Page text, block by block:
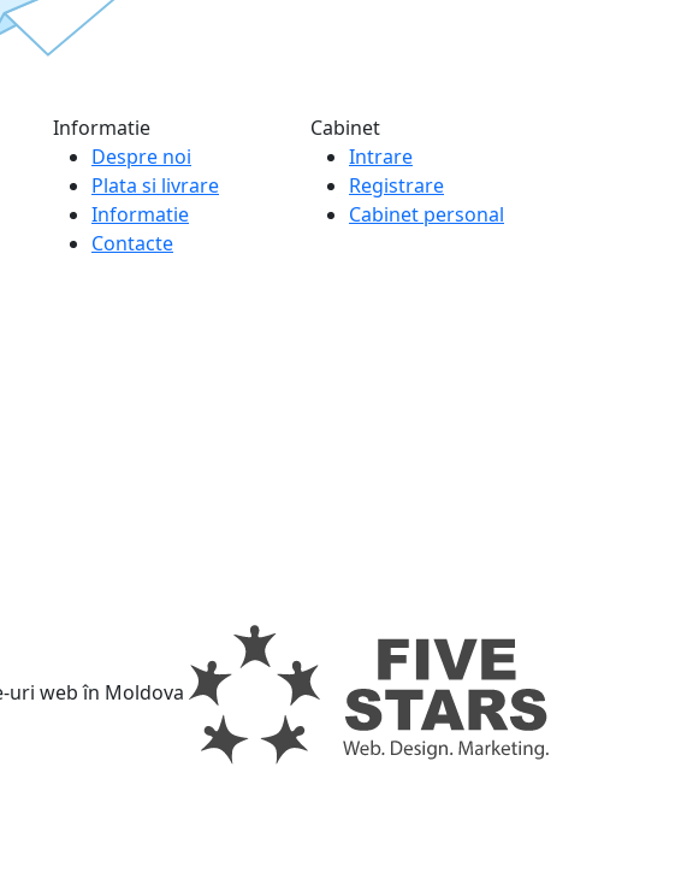
Informatie
Despre noi
Plata si livrare
Informatie
Contacte
Cabinet
Intrare
Registrare
Cabinet personal
uri web în Moldova